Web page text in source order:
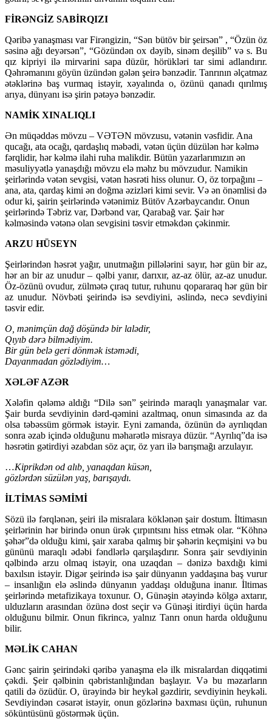
FİRƏNGİZ SABİRQIZI
Qəribə yanaşması var Firəngizin, “Sən bütöv bir şeirsən” , “Özün öz
səsinə ağı deyərsən”, “Gözündən ox dəyib, sinəm deşilib” və s. Bu
qız kipriyi ilə mirvarini sapa düzür, hörükləri tar simi adlandırır.
Qəhrəmanını göyün üzündən gələn şeirə bənzədir. Tanrının əlçatmaz
ətəklərinə baş vurmaq istəyir, xəyalında o, özünü qanadı qırılmış
arıya, dünyanı isə şirin pətəyə bənzədir.
NAMİK XINALIQLI
Ən müqəddəs mövzu – VƏTƏN mövzusu, vətənin vəsfidir. Ana
qucağı, ata ocağı, qardaşlıq məbədi, vətən üçün düzülən hər kəlmə
fərqlidir, hər kəlmə ilahi ruha malikdir. Bütün yazarlarımızın ən
məsuliyyətlə yanaşdığı mövzu elə məhz bu mövzudur. Namikin
şeirlərində vətən sevgisi, vətən həsrəti hiss olunur. O, öz torpağını –
ana, ata, qardaş kimi ən doğma əzizləri kimi sevir. Və ən önəmlisi də
odur ki, şairin şeirlərində vətənimiz Bütöv Azərbaycandır. Onun
şeirlərində Təbriz var, Dərbənd var, Qarabağ var. Şair hər
kəlməsində vətənə olan sevgisini təsvir etməkdən çəkinmir.
ARZU HÜSEYN
Şeirlərindən həsrət yağır, unutmağın pillələrini sayır, hər gün bir az,
hər an bir az unudur – qəlbi yanır, darıxır, az-az ölür, az-az unudur.
Öz-özünü ovudur, zülmətə çıraq tutur, ruhunu qopararaq hər gün bir
az unudur. Növbəti şeirində isə sevdiyini, əslində, necə sevdiyini
təsvir edir.
O, mənimçün dağ döşündə bir lalədir,
Qıyıb dərə bilmədiyim.
Bir gün belə geri dönmək istəmədi,
Dayanmadan gözlədiyim…
XƏLƏF AZƏR
Xələfin qələmə aldığı “Dilə sən” şeirində maraqlı yanaşmalar var.
Şair burda sevdiyinin dərd-qəmini azaltmaq, onun simasında az da
olsa təbəssüm görmək istəyir. Eyni zamanda, özünün də ayrılıqdan
sonra əzab içində olduğunu məharətlə misraya düzür. “Ayrılıq”da isə
həsrətin gətirdiyi əzabdan söz açır, öz yarı ilə barışmağı arzulayır.
…Kiprikdən od alıb, yanaqdan küsən,
gözlərdən süzülən yaş, barışaydı.
İLTİMAS SƏMİMİ
Sözü ilə fərqlənən, şeiri ilə misralara köklənən şair dostum. İltimasın
şeirlərinin hər birində onun ürək çırpıntsını hiss etmək olar. “Köhnə
şəhər”də olduğu kimi, şair xaraba qalmış bir şəhərin keçmişini və bu
gününü maraqlı ədəbi fəndlərlə qarşılaşdırır. Sonra şair sevdiyinin
qəlbində arzu olmaq istəyir, ona uzaqdan – dənizə baxdığı kimi
baxılsın istəyir. Digər şeirində isə şair dünyanın yaddaşına baş vurur
– insanlığın elə əslində dünyanın yaddaşı olduğuna inanır. İltimas
şeirlərində metafizikaya toxunur. O, Günəşin ətəyində kölgə axtarır,
ulduzların arasından özünə dost seçir və Günəşi itirdiyi üçün harda
olduğunu bilmir. Onun fikrincə, yalnız Tanrı onun harda olduğunu
bilir.
MƏLİK CAHAN
Gənc şairin şeirindəki qəribə yanaşma elə ilk misralardan diqqətimi
çəkdi. Şeir qəlbinin qəbristanlığından başlayır. Və bu məzarların
qatili də özüdür. O, ürəyində bir heykəl gəzdirir, sevdiyinin heykəli.
Sevdiyindən cəsarət istəyir, onun gözlərinə baxması üçün, ruhunun
söküntüsünü göstərmək üçün.